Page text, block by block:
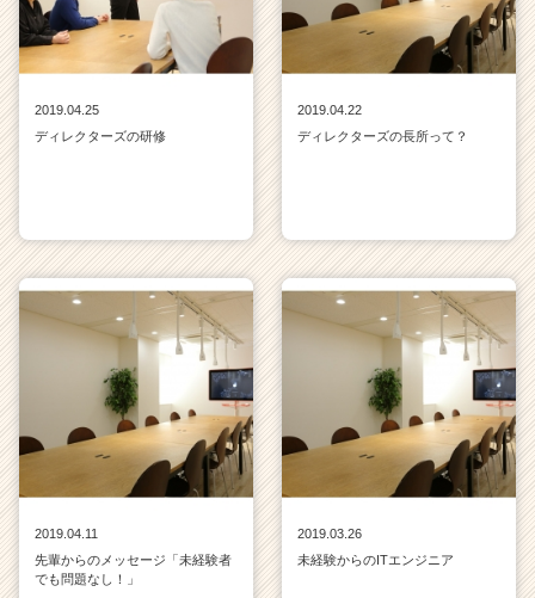
2019.04.25
ディレクターズの研修
2019.04.22
ディレクターズの長所って？
2019.04.11
先輩からのメッセージ「未経験者
でも問題なし！」
2019.03.26
未経験からのITエンジニア